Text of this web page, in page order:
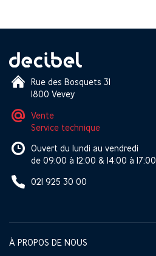
Rue des Bosquets 31
1800 Vevey
Vente
Service technique
Ouvert du lundi au vendredi
de 09:00 à 12:00 & 14:00 à 17:00
021 925 30 00
À PROPOS DE NOUS